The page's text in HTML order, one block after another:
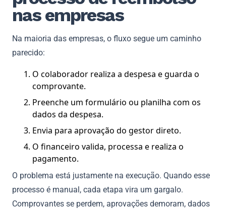
nas empresas
Na maioria das empresas, o fluxo segue um caminho
parecido:
O colaborador realiza a despesa e guarda o
comprovante.
Preenche um formulário ou planilha com os
dados da despesa.
Envia para aprovação do gestor direto.
O financeiro valida, processa e realiza o
pagamento.
O problema está justamente na execução. Quando esse
processo é manual, cada etapa vira um gargalo.
Comprovantes se perdem, aprovações demoram, dados